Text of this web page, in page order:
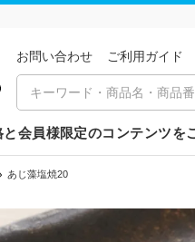
お問い合わせ ご利⽤ガイド
会員様限定のコンテンツを
あじ藻塩焼20